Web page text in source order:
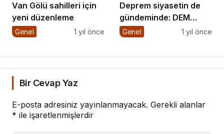
Van Gölü sahilleri için
yeni düzenleme
Genel 1 yıl önce
Deprem siyasetin de
gündeminde: DEM
Parti’den önerge
Genel 1 yıl önce
Bir Cevap Yaz
E-posta adresiniz yayınlanmayacak. Gerekli alanlar
* ile işaretlenmişlerdir